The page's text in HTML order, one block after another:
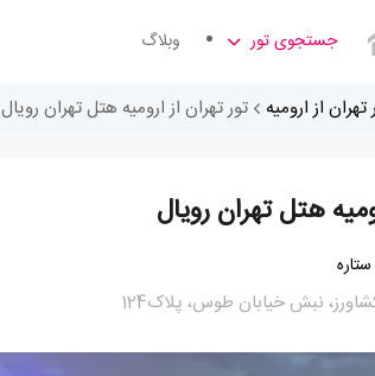
جستجوی تور وبلاگ
تهران از ارومیه تور تهران از ارومیه هتل تهران رویال
هتل تهران رویال
نبش خیابان طوس، پلاک124